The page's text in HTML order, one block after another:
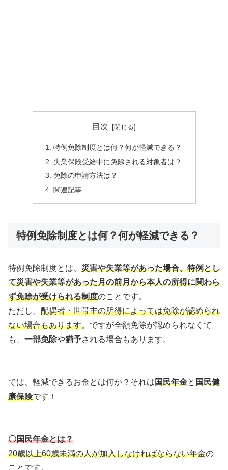
目次
特例免除制度とは何？何が軽減できる？
失業保険受給中に免除される対象者は？
免除の申請方法は？
関連記事
特例免除制度とは何？何が軽減できる？
特例免除制度とは、 災害や失業等があった場合、特例とし
て災害や失業等があった月の前月から本人の所得に関わら
ず免除が受けられる制度のことです。
ただし、 配偶者・世帯主の所得によっては免除が認められ
ない場合もあります。ですが全額免除が認められなくて
も、 一部免除や猶予される場合もあります。
では、軽減できるお金とは何か？それは国民年金と国民健
康保険です！
〇国民年金とは？
20歳以上60歳未満の人が加入しなければならない年金の
ことです。